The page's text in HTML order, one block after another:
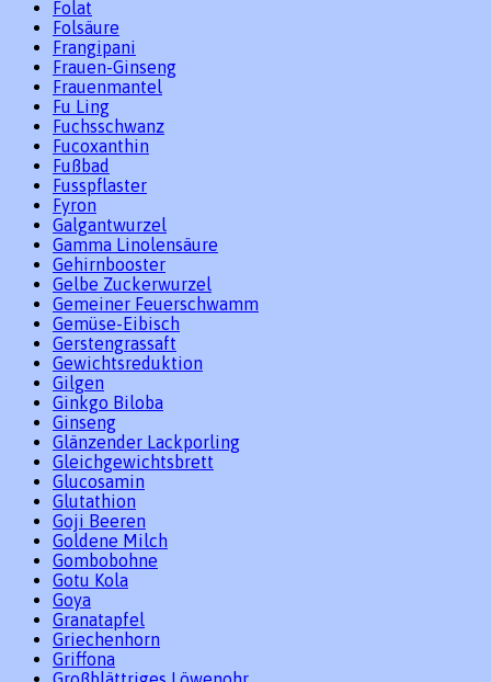
Folat
Folsäure
Frangipani
Frauen-Ginseng
Frauenmantel
Fu Ling
Fuchsschwanz
Fucoxanthin
Fußbad
Fusspflaster
Fyron
Galgantwurzel
Gamma Linolensäure
Gehirnbooster
Gelbe Zuckerwurzel
Gemeiner Feuerschwamm
Gemüse-Eibisch
Gerstengrassaft
Gewichtsreduktion
Gilgen
Ginkgo Biloba
Ginseng
Glänzender Lackporling
Gleichgewichtsbrett
Glucosamin
Glutathion
Goji Beeren
Goldene Milch
Gombobohne
Gotu Kola
Goya
Granatapfel
Griechenhorn
Griffona